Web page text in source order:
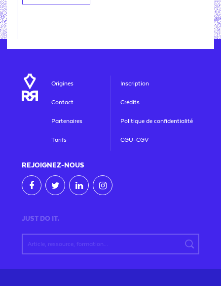
Origines
Contact
Partenaires
Tarifs
Inscription
Crédits
Politique de confidentialité
CGU-CGV
REJOIGNEZ-NOUS
JUST DO IT.